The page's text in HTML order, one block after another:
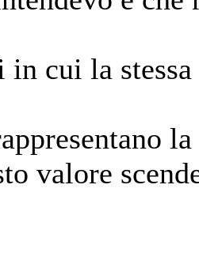
cui la
valore